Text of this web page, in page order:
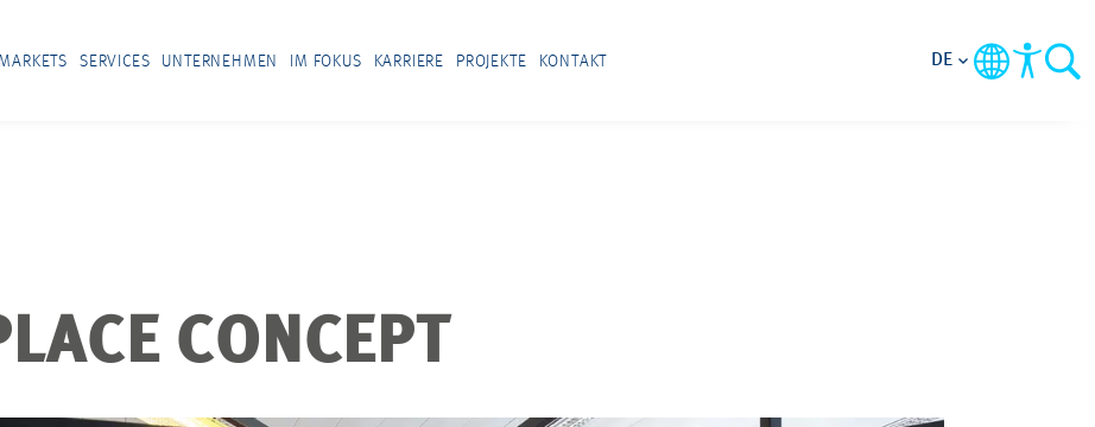
MARKETS SERVICES UNTERNEHMEN IM FOKUS KARRIERE PROJEKTE KONTAKT DE
CONCEPT